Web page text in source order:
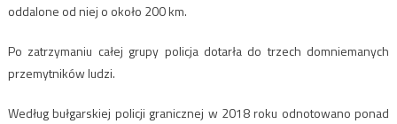
oddalone od niej o około 200 km.
Po zatrzymaniu całej grupy policja dotarła do trzech domniemanych
przemytników ludzi.
Według bułgarskiej policji granicznej w 2018 roku odnotowano ponad